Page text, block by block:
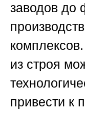
заводов до
из строя
привести к